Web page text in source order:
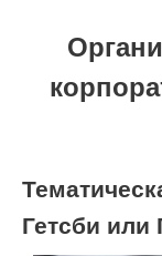
Гетсби или